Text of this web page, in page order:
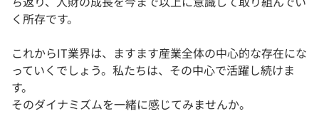
く所存です。
これからIT業界は、ますます産業全体の中心的な存在にな
っていくでしょう。私たちは、その中心で活躍し続けま
す。
そのダイナミズムを一緒に感じてみませんか。